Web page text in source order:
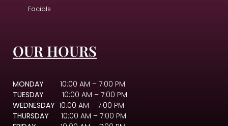
Facials
OUR HOURS
MONDAY 10:00 AM – 7:00 PM
TUESDAY
10:00 AM – 7:00 PM
WEDNESDAY 10:00 AM – 7:00 PM
THURSDAY 10:00 AM – 7:00 PM